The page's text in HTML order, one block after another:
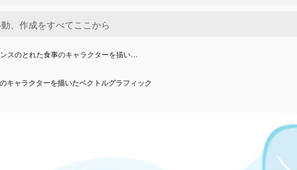
スのとれた食事のキャラクターを描い…
キャラクターを描いたベクトルグラフィック